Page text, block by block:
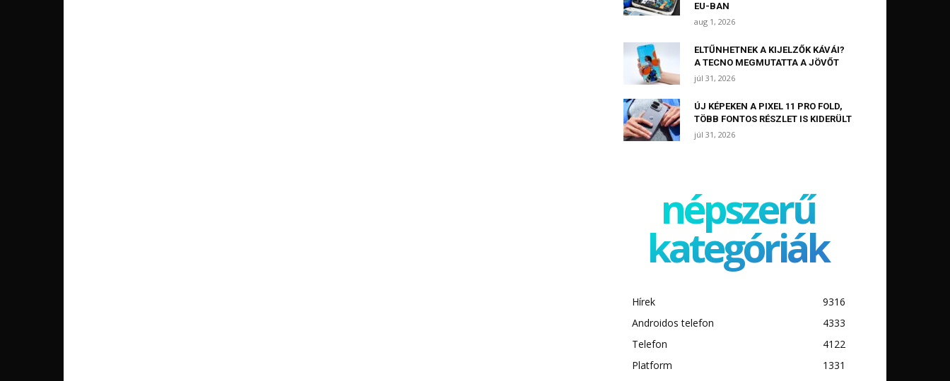
EU-BAN
aug 1, 2026
ELTŰNHETNEK A KIJELZŐK KÁVÁI?
A TECNO MEGMUTATTA A JÖVŐT
júl 31, 2026
ÚJ KÉPEKEN A PIXEL 11 PRO FOLD,
TÖBB FONTOS RÉSZLET IS KIDERÜLT
júl 31, 2026
népszerű
kategóriák
Hírek
9316
Androidos telefon
4333
Telefon
4122
Platform
1331